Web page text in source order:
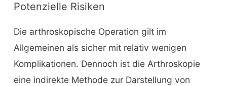
Potenzielle Risiken
Die arthroskopische Operation gilt im
Allgemeinen als sicher mit relativ wenigen
Komplikationen. Dennoch ist die Arthroskopie
eine indirekte Methode zur Darstellung von